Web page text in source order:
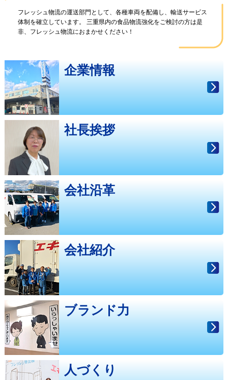
フレッシュ物流の運送部門として、各種車両を配備し、輸送サービス
体制を確立しています。 三重県内の食品物流強化をご検討の方は是
非、フレッシュ物流におまかせください！
企業情報
社長挨拶
会社沿革
会社紹介
ブランド力
人づくり